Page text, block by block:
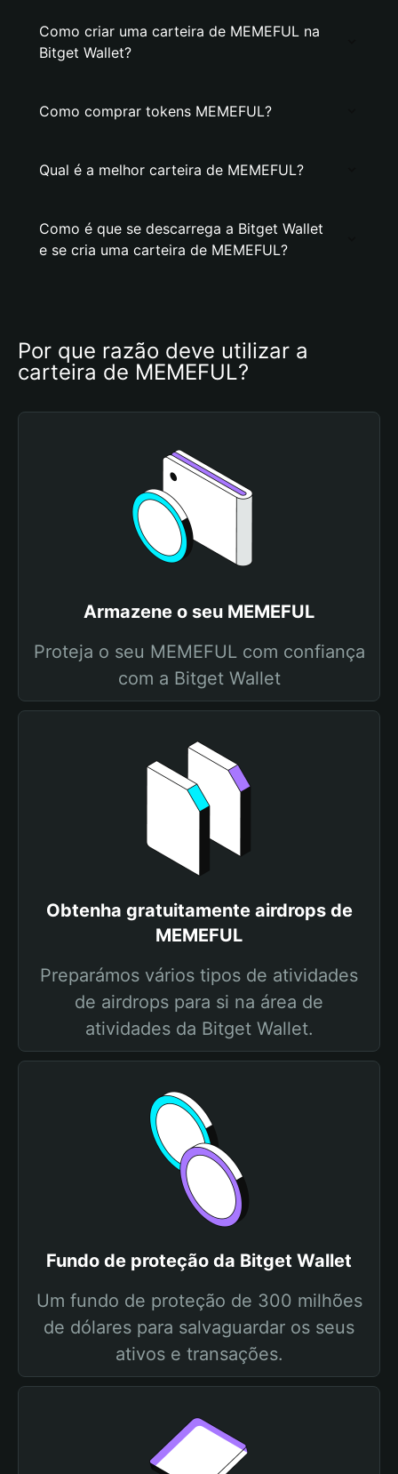
Como criar uma carteira de MEMEFUL na
Bitget Wallet?
Como comprar tokens MEMEFUL?
Qual é a melhor carteira de MEMEFUL?
Como é que se descarrega a Bitget Wallet
e se cria uma carteira de MEMEFUL?
Por que razão deve utilizar a
carteira de MEMEFUL?
Armazene o seu MEMEFUL
Proteja o seu MEMEFUL com confiança
com a Bitget Wallet
Obtenha gratuitamente airdrops de
MEMEFUL
Preparámos vários tipos de atividades
de airdrops para si na área de
atividades da Bitget Wallet.
Fundo de proteção da Bitget Wallet
Um fundo de proteção de 300 milhões
de dólares para salvaguardar os seus
ativos e transações.